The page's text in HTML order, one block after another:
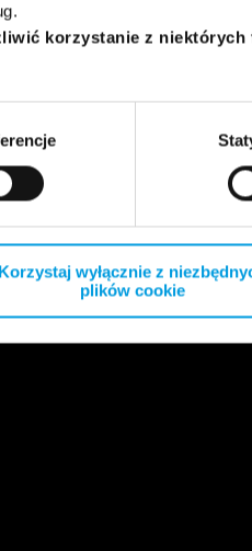
korzystanie z
Korzystaj wyłącznie z
plików cookie